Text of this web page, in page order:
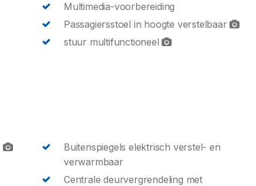
Multimedia-voorbereiding
Passagiersstoel in hoogte verstelbaar
stuur multifunctioneel
Buitenspiegels elektrisch verstel- en
verwarmbaar
Centrale deurvergrendeling met